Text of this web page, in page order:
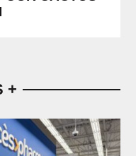
+